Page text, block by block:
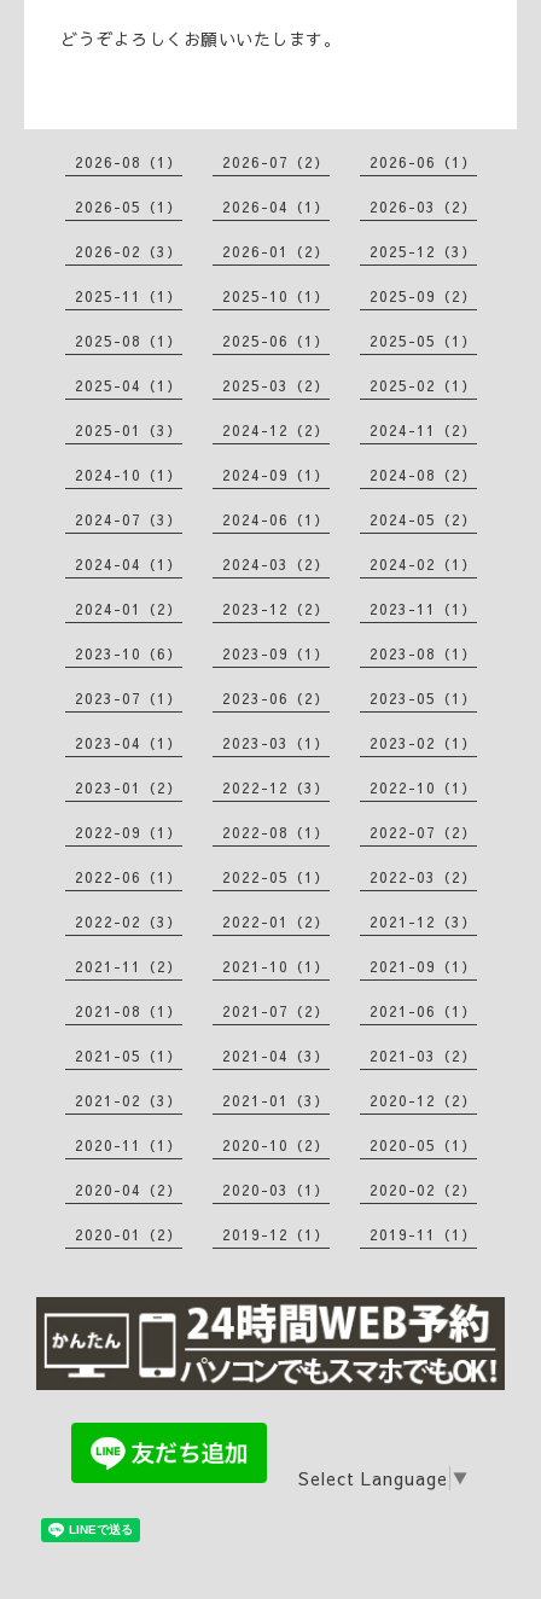
どうぞよろしくお願いいたします。
2026-08（1） 2026-07（2） 2026-06（1）
2026-05（1） 2026-04（1） 2026-03（2）
2026-02（3） 2026-01（2） 2025-12（3）
2025-11（1） 2025-10（1） 2025-09（2）
2025-08（1） 2025-06（1） 2025-05（1）
2025-04（1） 2025-03（2） 2025-02（1）
2025-01（3） 2024-12（2） 2024-11（2）
2024-10（1） 2024-09（1） 2024-08（2）
2024-07（3） 2024-06（1） 2024-05（2）
2024-04（1） 2024-03（2） 2024-02（1）
2024-01（2） 2023-12（2） 2023-11（1）
2023-10（6） 2023-09（1） 2023-08（1）
2023-07（1） 2023-06（2） 2023-05（1）
2023-04（1） 2023-03（1） 2023-02（1）
2023-01（2） 2022-12（3） 2022-10（1）
2022-09（1） 2022-08（1） 2022-07（2）
2022-06（1） 2022-05（1） 2022-03（2）
2022-02（3） 2022-01（2） 2021-12（3）
2021-11（2） 2021-10（1） 2021-09（1）
2021-08（1） 2021-07（2） 2021-06（1）
2021-05（1） 2021-04（3） 2021-03（2）
2021-02（3） 2021-01（3） 2020-12（2）
2020-11（1） 2020-10（2） 2020-05（1）
2020-04（2） 2020-03（1） 2020-02（2）
2020-01（2） 2019-12（1） 2019-11（1）
Select Language ▼